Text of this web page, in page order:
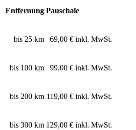
Entfernung Pauschale
bis 25 km 69,00 € inkl. MwSt.
bis 100 km 99,00 € inkl. MwSt.
bis 200 km 119,00 € inkl. MwSt.
bis 300 km 129,00 € inkl. MwSt.